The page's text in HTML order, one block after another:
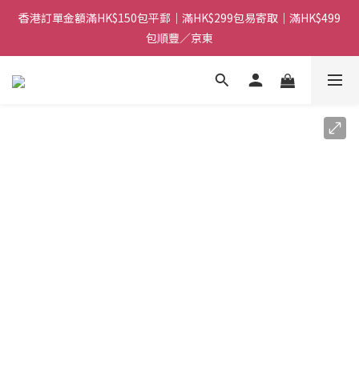
香港訂單金額滿HK$150包平郵｜滿HK$299包易寄取｜滿HK$499
包順豐／京東
香港訂單金額滿HK$150包平郵｜滿HK$299包易寄取｜滿HK$499
包順豐／京東
【網店限定！】指定清貨商品每消費HK$100即享購物金HK$50回
香港訂單金額滿HK$150包平郵｜滿HK$299包易寄取｜滿HK$499